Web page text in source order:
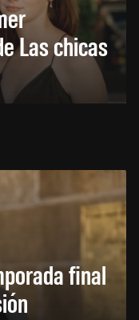
Las chicas
final